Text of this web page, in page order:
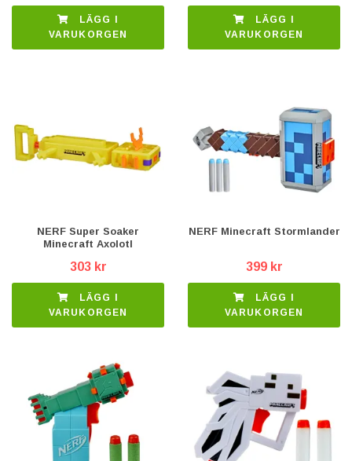
VARUKORGEN
VARUKORGEN
NERF Super Soaker
Minecraft Axolotl
303 kr
VARUKORGEN
NERF Minecraft Stormlander
399 kr
VARUKORGEN